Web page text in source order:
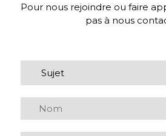
Pour nous rejoindre ou faire
pas à nous